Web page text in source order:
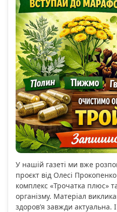
У нашій газеті ми вже
проєкт від Олесі
комплекс «Трочатка плюс»
організму. Матеріал
здоров’я завжди